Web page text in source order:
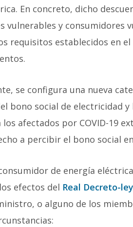
En concreto, dicho
vulnerables y consumidores
requisitos establecidos en
se configura una nueva
bono social de electricidad
afectados por COVID-19
a percibir el bono social
de energía
efectos del Real Decreto-
o alguno de los